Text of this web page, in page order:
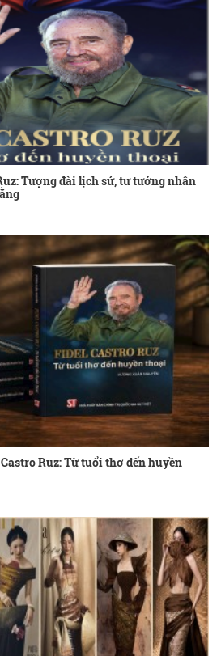
Tượng đài lịch sử, tư tưởng nhân
Ruz: Từ tuổi thơ đến huyền